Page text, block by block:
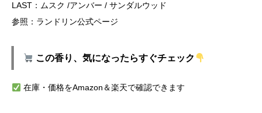
LAST：ムスク /アンバー / サンダルウッド
参照：ランドリン公式ページ
この香り、気になったらすぐチェック
在庫・価格をAmazon＆楽天で確認できます